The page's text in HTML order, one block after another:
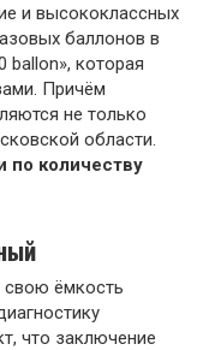
и высококлассных
баллонов в
ballon», которая
Причём
не только
области.
по количеству
свою ёмкость
что заключение